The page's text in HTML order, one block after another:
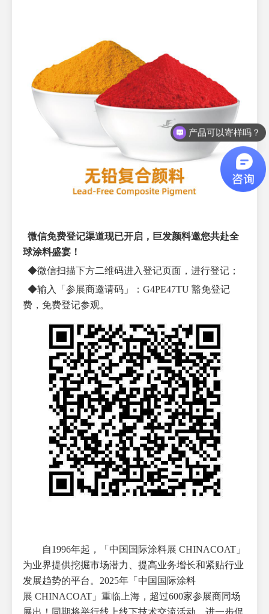
微信免费登记渠道现已开启，巨发颜料邀您共赴全
球涂料盛宴！
◆微信扫描下方二维码进入登记页面，进行登记；
◆输入「参展商邀请码」：G4PE47TU 豁免登记
费，免费登记参观。
自1996年起，「中国国际涂料展 CHINACOAT」
为业界提供挖掘市场潜力、提高业务增长和紧贴行业
发展趋势的平台。2025年「中国国际涂料
展 CHINACOAT」重临 上海，超过600家参展商同场
产品可以寄样吗？
怎么联系？